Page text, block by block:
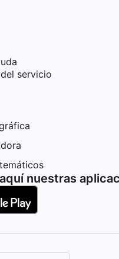
servicio
nuestras